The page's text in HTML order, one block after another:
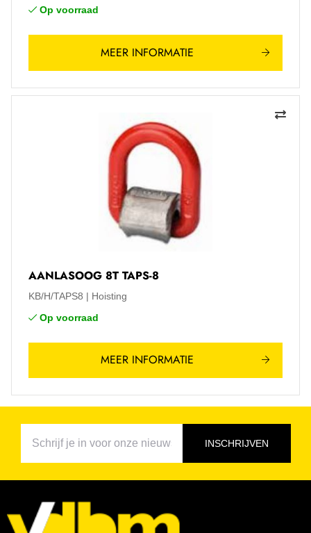
Op voorraad
MEER INFORMATIE
AANLASOOG 8T TAPS-8
KB/H/TAPS8
Hoisting
Op voorraad
MEER INFORMATIE
INSCHRIJVEN